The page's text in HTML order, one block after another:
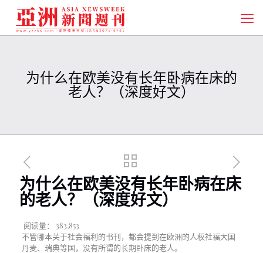
为什么在欧美没有长年卧病在床的
老人？（深度好文）
为什么在欧美没有长年卧病在床
的老人？（深度好文）
阅读量：
383,853
不管哪本关于社会福利的书刊，都会提到在欧洲的人权社福大国
丹麦、瑞典等国，没有所谓的长期卧床的老人。